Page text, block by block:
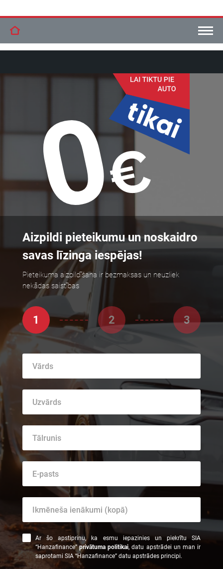
Aizpildi pieteikumu un noskaidro
savas līzinga iespējas!
Pieteikuma aizpildīšana ir bezmaksas un neuzliek
nekādas saistības
1 2 3
Ar šo apstiprinu, ka esmu iepazinies un piekrītu SIA
“Hanzafinance”privātuma politikai, datu apstrādei un man ir
saprotami SIA “Hanzafinance” datu apstrādes principi.